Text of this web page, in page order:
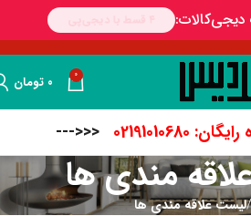
0 ۰ تومان
02191010680
<<<---
مندی ها
لیست علاقه مندی ها